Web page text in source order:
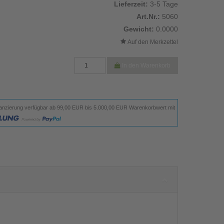
Lieferzeit: 3-5 Tage
Art.Nr.: 5060
Gewicht: 0.0000
verfügbar ab 99,00 EUR bis 5.000,00 EUR Warenkorbwert mit